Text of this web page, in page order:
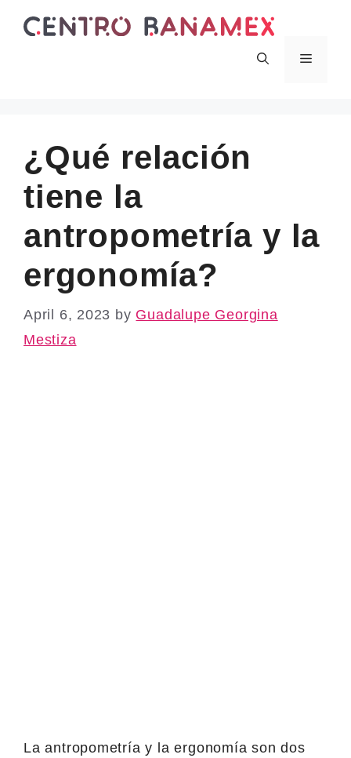
Menu
¿Qué relación
tiene la
antropometría y la
ergonomía?
April 6, 2023 by Guadalupe Georgina
Mestiza
La antropometría y la ergonomía son dos